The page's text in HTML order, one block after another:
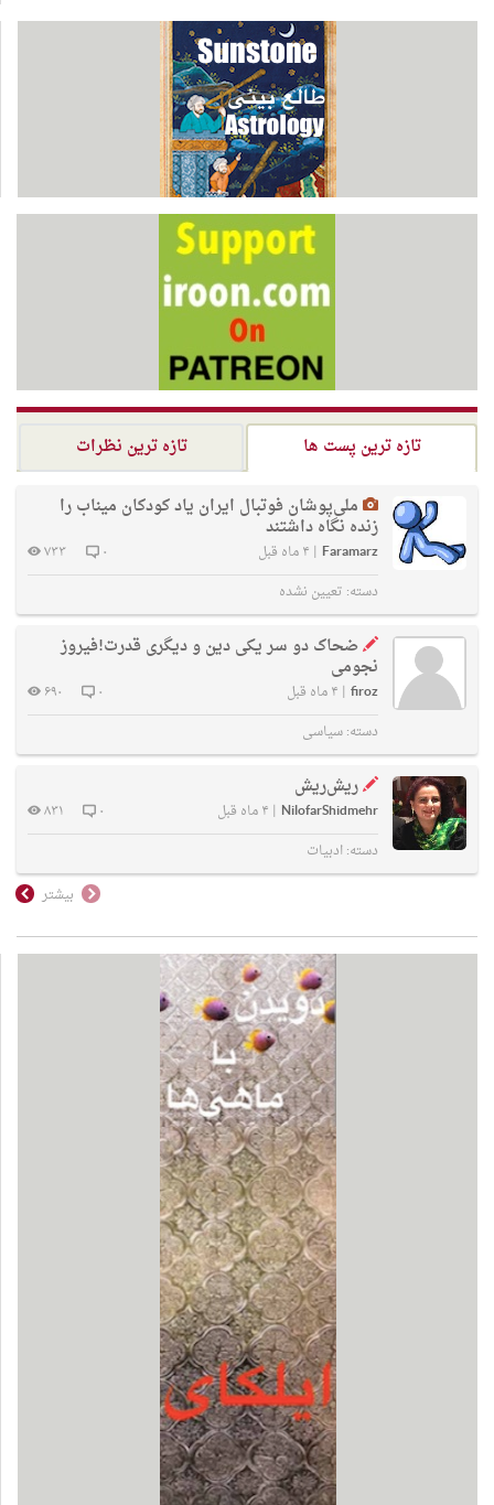
تازه ترین پست ها
تازه ترین نظرات
ملی‌پوشان فوتبال ایران یاد کودکان میناب را
زنده نگاه داشتند
Faramarz
| ۴ ماه قبل ۰
۷۳۳
دسته: تعیین نشده
ضحاک دو سر یکی دین و دیگری قدرت!فیروز
نجومی
firoz
| ۴ ماه قبل ۰
۶۹۰
دسته:سیاسی
ریش‌ریش
NilofarShidmehr
| ۴ ماه قبل ۰
۸۳۱
دسته:ادبیات
بیشتر